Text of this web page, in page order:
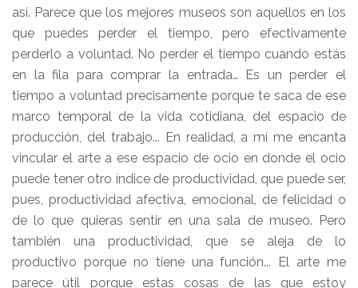
así. Parece que los mejores museos son aquellos en los
que puedes perder el tiempo, pero efectivamente
perderlo a voluntad. No perder el tiempo cuando estás
en la fila para comprar la entrada… Es un perder el
tiempo a voluntad precisamente porque te saca de ese
marco temporal de la vida cotidiana, del espacio de
producción, del trabajo... En realidad, a mí me encanta
vincular el arte a ese espacio de ocio en donde el ocio
puede tener otro índice de productividad, que puede ser,
pues, productividad afectiva, emocional, de felicidad o
de lo que quieras sentir en una sala de museo. Pero
también una productividad, que se aleja de lo
productivo porque no tiene una función... El arte me
parece útil porque estas cosas de las que estoy